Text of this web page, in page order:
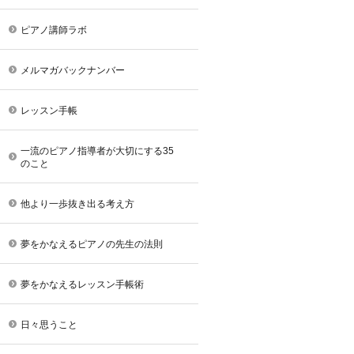
ピアノ講師ラボ
メルマガバックナンバー
レッスン手帳
一流のピアノ指導者が大切にする35
のこと
他より一歩抜き出る考え方
夢をかなえるピアノの先生の法則
夢をかなえるレッスン手帳術
日々思うこと